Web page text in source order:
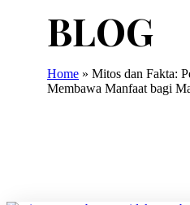
Home » Mitos dan Fakta:
Membawa Manfaat bagi